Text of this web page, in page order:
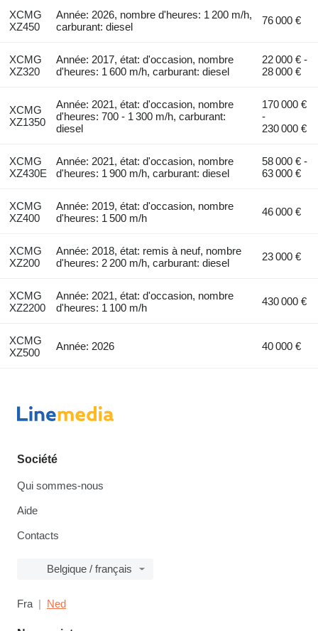
XCMG
XZ450
Année: 2026, nombre d'heures: 1 200 m/h,
carburant: diesel
76 000 €
XCMG
XZ320
Année: 2017, état: d'occasion, nombre
d'heures: 1 600 m/h, carburant: diesel
22 000 € -
28 000 €
XCMG
XZ1350
Année: 2021, état: d'occasion, nombre
d'heures: 700 - 1 300 m/h, carburant:
diesel
170 000 €
-
230 000 €
XCMG
XZ430E
Année: 2021, état: d'occasion, nombre
d'heures: 1 900 m/h, carburant: diesel
58 000 € -
63 000 €
XCMG
XZ400
Année: 2019, état: d'occasion, nombre
d'heures: 1 500 m/h
46 000 €
XCMG
XZ200
Année: 2018, état: remis à neuf, nombre
d'heures: 2 200 m/h, carburant: diesel
23 000 €
XCMG
XZ2200
Année: 2021, état: d'occasion, nombre
d'heures: 1 100 m/h
430 000 €
XCMG
XZ500
Année: 2026 40 000 €
Société
Qui sommes-nous
Aide
Contacts
Belgique / français
Fra Ned